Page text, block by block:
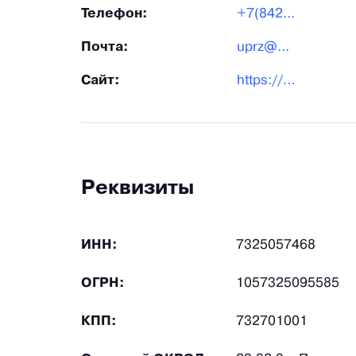
Телефон: +7(842...
Почта: uprz@...
Сайт: https://uprz.ru/
Реквизиты
ИНН: 7325057468
ОГРН: 1057325095585
КПП: 732701001